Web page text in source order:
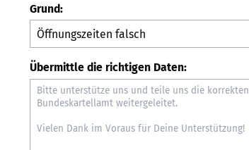
Grund:
Übermittle die richtigen Daten: